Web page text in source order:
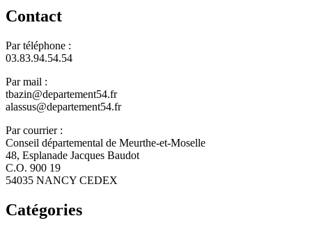
Contact
Par téléphone :
03.83.94.54.54
Par mail :
tbazin@departement54.fr
alassus@departement54.fr
Par courrier :
Conseil départemental de Meurthe-et-Moselle
48, Esplanade Jacques Baudot
C.O. 900 19
54035 NANCY CEDEX
Catégories